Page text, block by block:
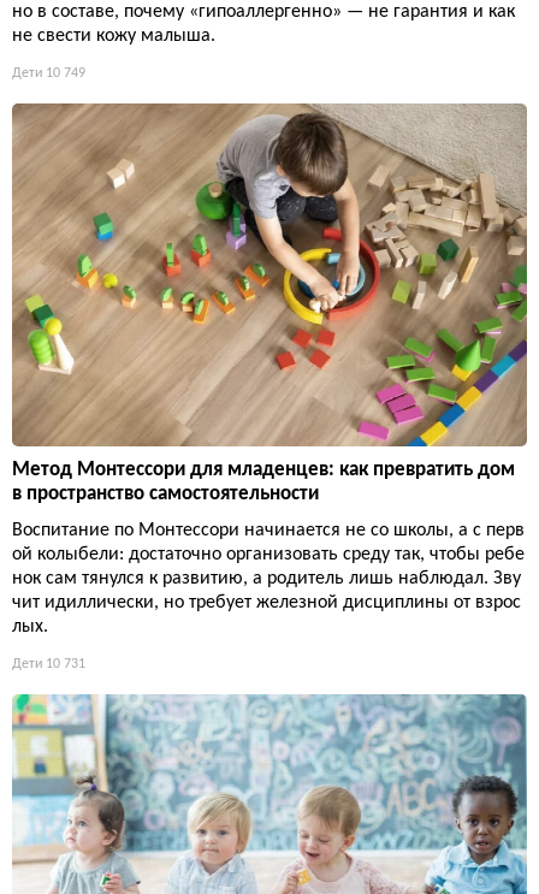
но в составе, почему «гипоаллергенно» — не гарантия и как
не свести кожу малыша.
Дети 10 749
Метод Монтессори для младенцев: как превратить дом
в пространство самостоятельности
Воспитание по Монтессори начинается не со школы, а с перв
ой колыбели: достаточно организовать среду так, чтобы ребе
нок сам тянулся к развитию, а родитель лишь наблюдал. Зву
чит идиллически, но требует железной дисциплины от взрос
лых.
Дети 10 731